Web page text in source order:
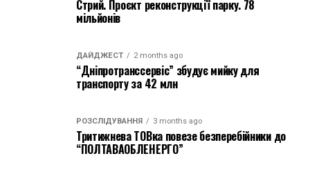
Стрий. Проєкт реконструкції парку. 78
мільйонів
ДАЙДЖЕСТ 2 months ago
“Дніпротранссервіс” збудує мийку для
транспорту за 42 млн
РОЗСЛІДУВАННЯ 3 months ago
Тритижнева ТОВка повезе безперебійники до
“ПОЛТАВАОБЛЕНЕРГО”